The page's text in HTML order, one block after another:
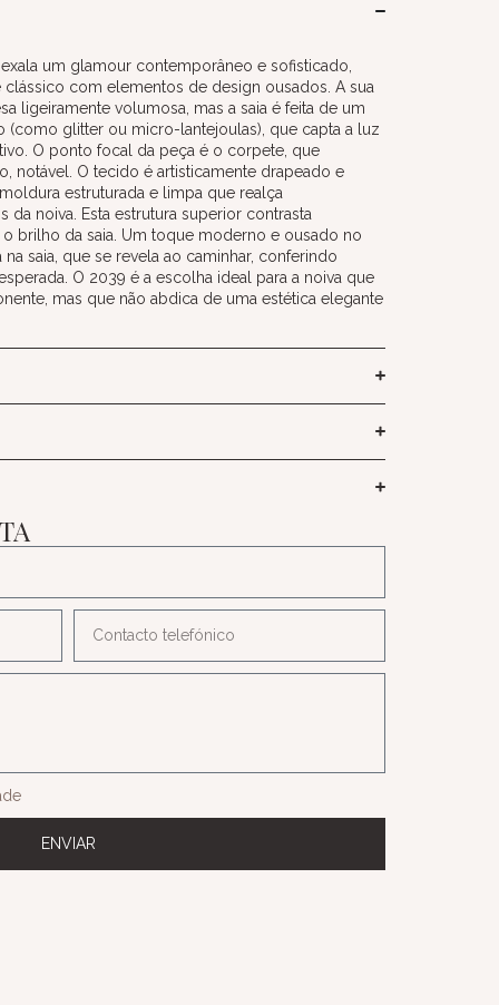
um glamour contemporâneo e sofisticado,
com elementos de design ousados. A sua
ligeiramente volumosa, mas a saia é feita de um
glitter ou micro-lantejoulas), que capta a luz
O ponto focal da peça é o corpete, que
notável. O tecido é artisticamente drapeado e
estruturada e limpa que realça
noiva. Esta estrutura superior contrasta
brilho da saia. Um toque moderno e ousado no
saia, que se revela ao caminhar, conferindo
O 2039 é a escolha ideal para a noiva que
mas que não abdica de uma estética elegante
ENVIAR